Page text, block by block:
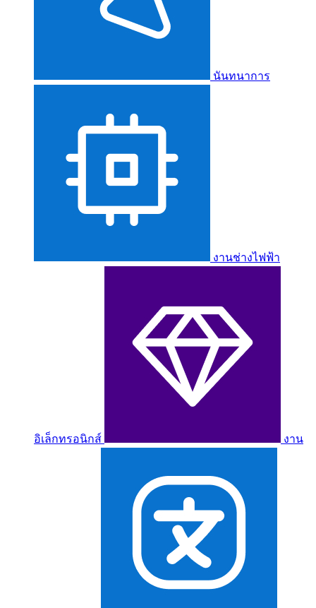
นันทนาการ
งานช่างไฟฟ้า
อิเล็กทรอนิกส์ งาน